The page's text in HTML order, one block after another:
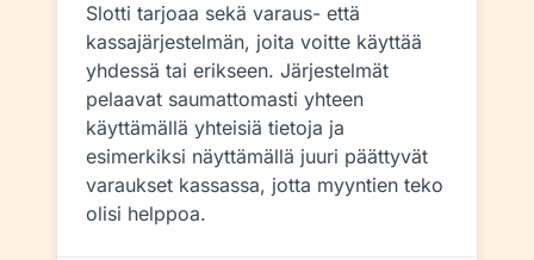
Slotti tarjoaa sekä varaus- että
kassajärjestelmän, joita voitte käyttää
yhdessä tai erikseen. Järjestelmät
pelaavat saumattomasti yhteen
käyttämällä yhteisiä tietoja ja
esimerkiksi näyttämällä juuri päättyvät
varaukset kassassa, jotta myyntien teko
olisi helppoa.